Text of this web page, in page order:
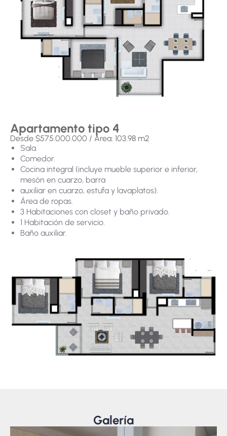
Apartamento tipo 4
Desde $575.000.000 / Área: 103.98 m2
Sala.
Comedor.
Cocina integral (incluye mueble superior e inferior,
mesón en cuarzo, barra
auxiliar en cuarzo, estufa y lavaplatos).
Área de ropas.
3 Habitaciones con closet y baño privado.
1 Habitación de servicio.
Baño auxiliar.
Galería